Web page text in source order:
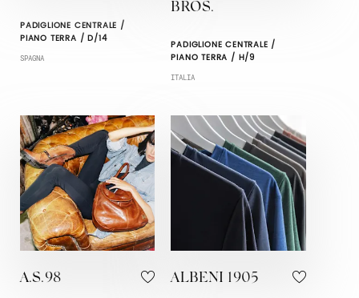
PADIGLIONE CENTRALE /
PIANO TERRA / D/14
SPAGNA
BROS.
PADIGLIONE CENTRALE /
PIANO TERRA / H/9
ITALIA
A.S.98 ALBENI 1905